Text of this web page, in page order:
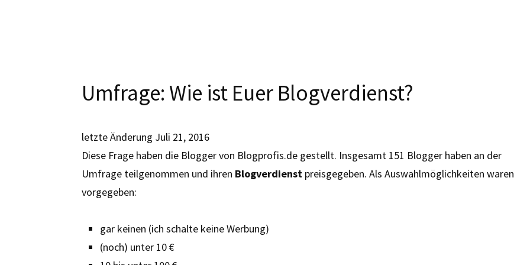
Umfrage: Wie ist Euer Blogverdienst?
letzte Änderung Juli 21, 2016
Diese Frage haben die Blogger von Blogprofis.de gestellt. Insgesamt 151 Blogger haben an der
Umfrage teilgenommen und ihren Blogverdienst preisgegeben. Als Auswahlmöglichkeiten waren
vorgegeben:
gar keinen (ich schalte keine Werbung)
(noch) unter 10 €